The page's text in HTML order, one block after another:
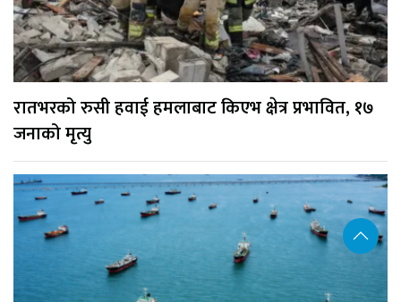
रातभरको रुसी हवाई हमलाबाट किएभ क्षेत्र प्रभावित, १७
जनाको मृत्यु